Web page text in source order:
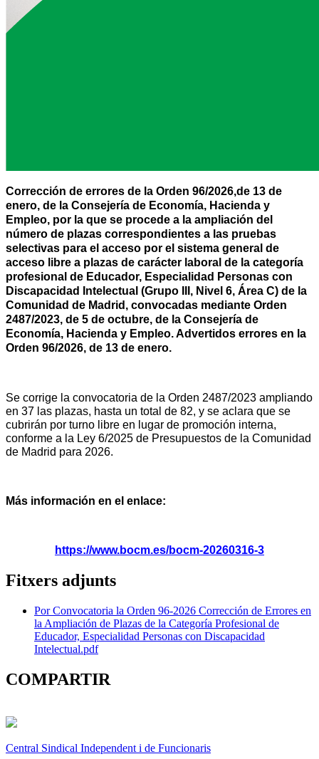
Corrección de errores de la Orden 96/2026,de 13 de
enero, de la Consejería de Economía, Hacienda y
Empleo, por la que se procede a la ampliación del
número de plazas correspondientes a las pruebas
selectivas para el acceso por el sistema general de
acceso libre a plazas de carácter laboral de la categoría
profesional de Educador, Especialidad Personas con
Discapacidad Intelectual (Grupo III, Nivel 6, Área C) de la
Comunidad de Madrid, convocadas mediante Orden
2487/2023, de 5 de octubre, de la Consejería de
Economía, Hacienda y Empleo. Advertidos errores en la
Orden 96/2026, de 13 de enero.
Se corrige la convocatoria de la Orden 2487/2023 ampliando
en 37 las plazas, hasta un total de 82, y se aclara que se
cubrirán por turno libre en lugar de promoción interna,
conforme a la Ley 6/2025 de Presupuestos de la Comunidad
de Madrid para 2026.
Más información en el enlace:
https://www.bocm.es/bocm-20260316-3
Fitxers adjunts
Por Convocatoria la Orden 96-2026 Corrección de Errores en
la Ampliación de Plazas de la Categoría Profesional de
Educador, Especialidad Personas con Discapacidad
Intelectual.pdf
COMPARTIR
Central Sindical Independent i de Funcionaris